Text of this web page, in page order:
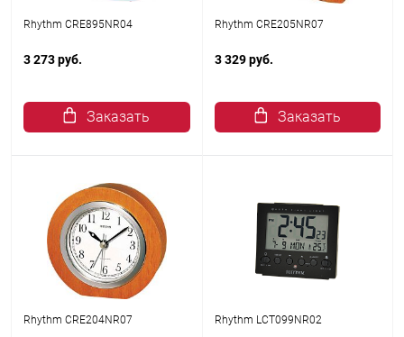
Rhythm CRE895NR04
3 273 руб.
Заказать
Rhythm CRE205NR07
3 329 руб.
Заказать
Rhythm CRE204NR07 Rhythm LCT099NR02